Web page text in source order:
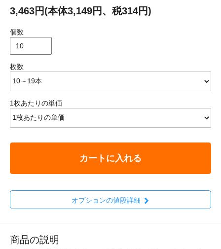
3,463円(本体3,149円、税314円)
個数
枚数
1枚あたりの単価
カートに入れる
オプションの値段詳細
商品の説明